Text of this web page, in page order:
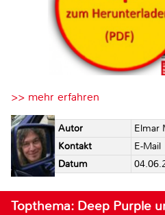
>> mehr erfahren
Autor
Elmar
Kontakt
E-Mail
Datum
Topthema: Deep Purple